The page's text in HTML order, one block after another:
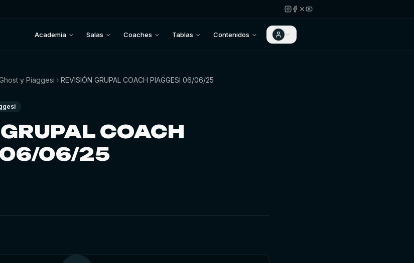
Academia Salas Coaches Tablas Contenidos
y Piaggesi REVISIÓN GRUPAL COACH PIAGGESI 06/06/25
COACH
06/06/25